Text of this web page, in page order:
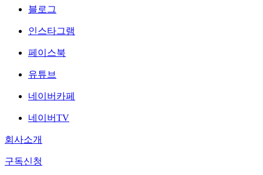
블로그
인스타그램
페이스북
유튜브
네이버카페
네이버TV
회사소개
구독신청